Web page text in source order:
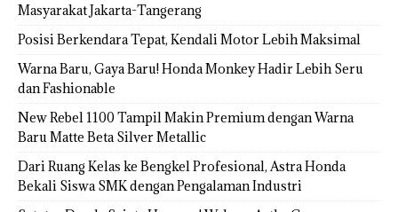
Masyarakat Jakarta-Tangerang
Posisi Berkendara Tepat, Kendali Motor Lebih Maksimal
Warna Baru, Gaya Baru! Honda Monkey Hadir Lebih Seru
dan Fashionable
New Rebel 1100 Tampil Makin Premium dengan Warna
Baru Matte Beta Silver Metallic
Dari Ruang Kelas ke Bengkel Profesional, Astra Honda
Bekali Siswa SMK dengan Pengalaman Industri